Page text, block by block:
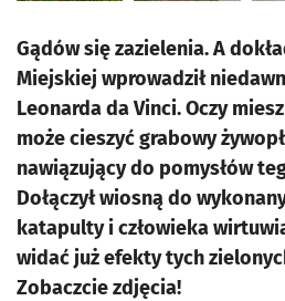
Gądów się zazielenia. A
Miejskiej wprowadził
Leonarda da Vinci. Oczy
może cieszyć grabowy
nawiązujący do pomysłów
Dołączył wiosną do
katapulty i człowieka
widać już efekty tych
Zobaczcie zdjęcia!